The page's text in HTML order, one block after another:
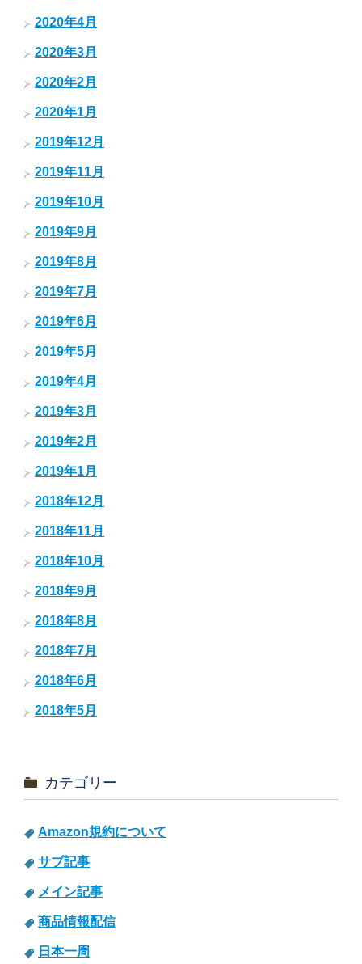
2020年4月
2020年3月
2020年2月
2020年1月
2019年12月
2019年11月
2019年10月
2019年9月
2019年8月
2019年7月
2019年6月
2019年5月
2019年4月
2019年3月
2019年2月
2019年1月
2018年12月
2018年11月
2018年10月
2018年9月
2018年8月
2018年7月
2018年6月
2018年5月
カテゴリー
Amazon規約について
サブ記事
メイン記事
商品情報配信
日本一周